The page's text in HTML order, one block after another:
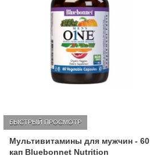
Мультивитамины для мужчин - 60
кап Bluebonnet Nutrition
БЫСТРЫЙ ПРОСМОТР